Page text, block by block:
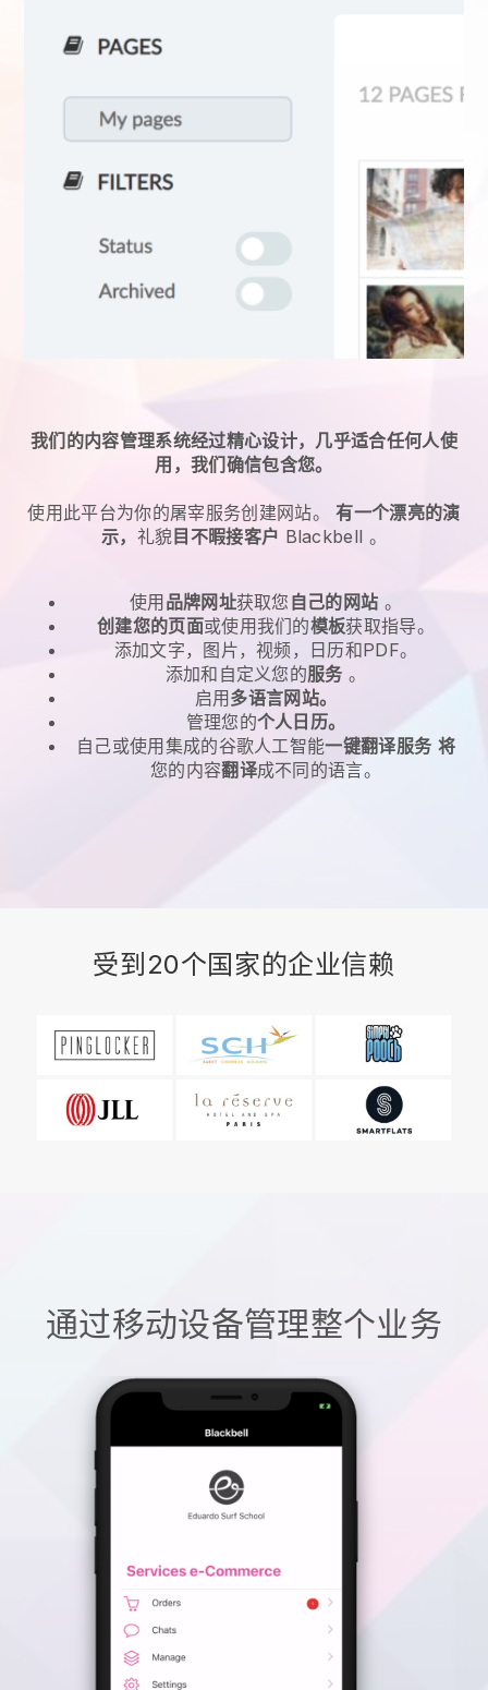
我们的内容管理系统经过精心设计，几乎适合任何人使
用，我们确信包含您。
使用此平台为你的屠宰服务创建网站。有一个漂亮的演
示， 礼貌目不暇接客户 Blackbell 。
使用品牌网址获取您 自己的网站 。
创建您的页面或使用我们的模板获取指导。
添加文字，图片，视频，日历和PDF。
添加和自定义您的服务 。
启用多语言网站。
管理您的个人日历。
自己或使用集成的谷歌人工智能一键翻译服务 将
您的内容翻译成不同的语言。
受到20个国家的企业信赖
通过移动设备管理整个业务